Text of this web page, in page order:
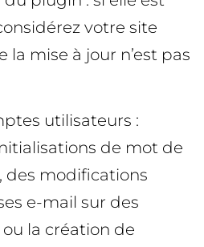
votre site
mise à jour n’est pas
utilisateurs :
de mot de
des modifications
e-mail sur des
la création de